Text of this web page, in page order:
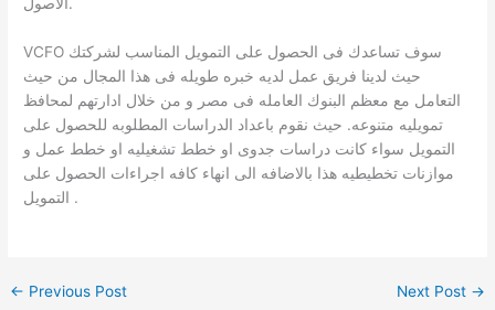
الأصول.
VCFO سوف تساعدك فى الحصول على التمويل المناسب لشركتك
حيث لدينا فريق عمل لديه خبره طويله فى هذا المجال من حيث
التعامل مع معظم البنوك العامله فى مصر و من خلال ادارتهم لمحافظ
تمويليه متنوعه. حيث نقوم باعداد الدراسات المطلوبه للحصول على
التمويل سواء كانت دراسات جدوى او خطط تشغيليه او خطط عمل و
موازنات تخطيطيه هذا بالاضافه الى انهاء كافه اجراءات الحصول على
التمويل .
← Previous Post Next Post →